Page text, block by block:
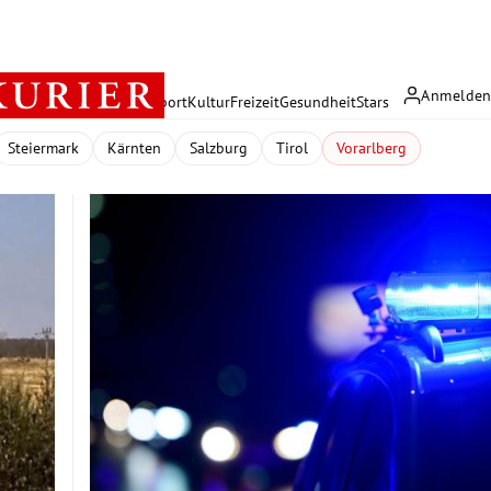
Anmelden
PolitikWirtschaft SportKulturFreizeitGesundheitStars
Steiermark Kärnten Salzburg Tirol Vorarlberg